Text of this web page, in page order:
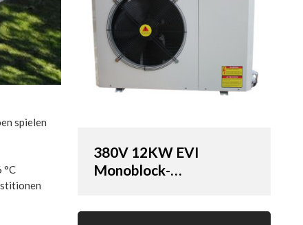
spielen
°C
380V 12KW EVI
Monoblock-